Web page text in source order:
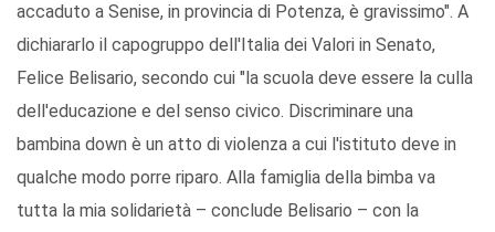
accaduto a Senise, in provincia di Potenza, è gravissimo". A
dichiararlo il capogruppo dell'Italia dei Valori in Senato,
Felice Belisario, secondo cui "la scuola deve essere la culla
dell'educazione e del senso civico. Discriminare una
bambina down è un atto di violenza a cui l'istituto deve in
qualche modo porre riparo. Alla famiglia della bimba va
tutta la mia solidarietà – conclude Belisario – con la